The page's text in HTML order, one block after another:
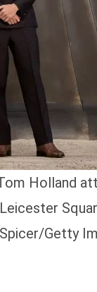
Holland
Getty